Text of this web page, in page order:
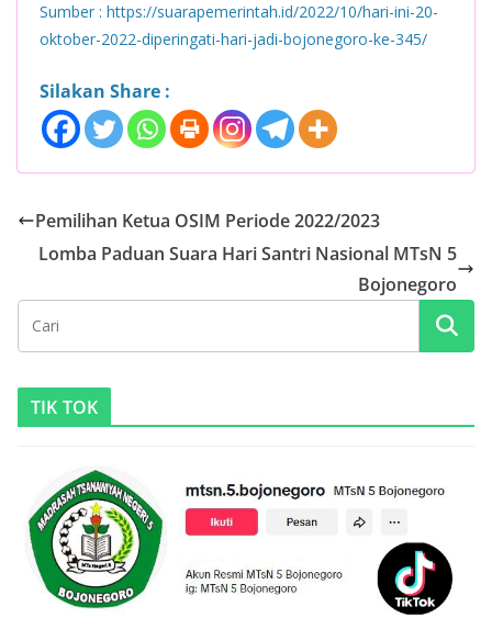
Sumber : https://suarapemerintah.id/2022/10/hari-ini-20-
oktober-2022-diperingati-hari-jadi-bojonegoro-ke-345/
Silakan Share :
Pemilihan Ketua OSIM Periode 2022/2023
Lomba Paduan Suara Hari Santri Nasional MTsN 5
Bojonegoro
TIK TOK